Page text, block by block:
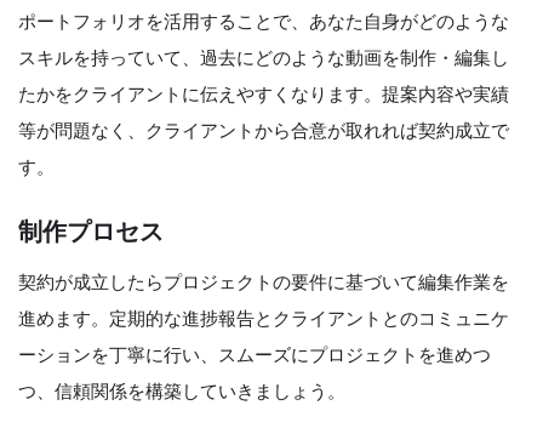
ポートフォリオを活用することで、あなた自身がどのような
スキルを持っていて、過去にどのような動画を制作・編集し
たかをクライアントに伝えやすくなります。提案内容や実績
等が問題なく、クライアントから合意が取れれば契約成立で
す。
制作プロセス
契約が成立したらプロジェクトの要件に基づいて編集作業を
進めます。定期的な進捗報告とクライアントとのコミュニケ
ーションを丁寧に行い、スムーズにプロジェクトを進めつ
つ、信頼関係を構築していきましょう。